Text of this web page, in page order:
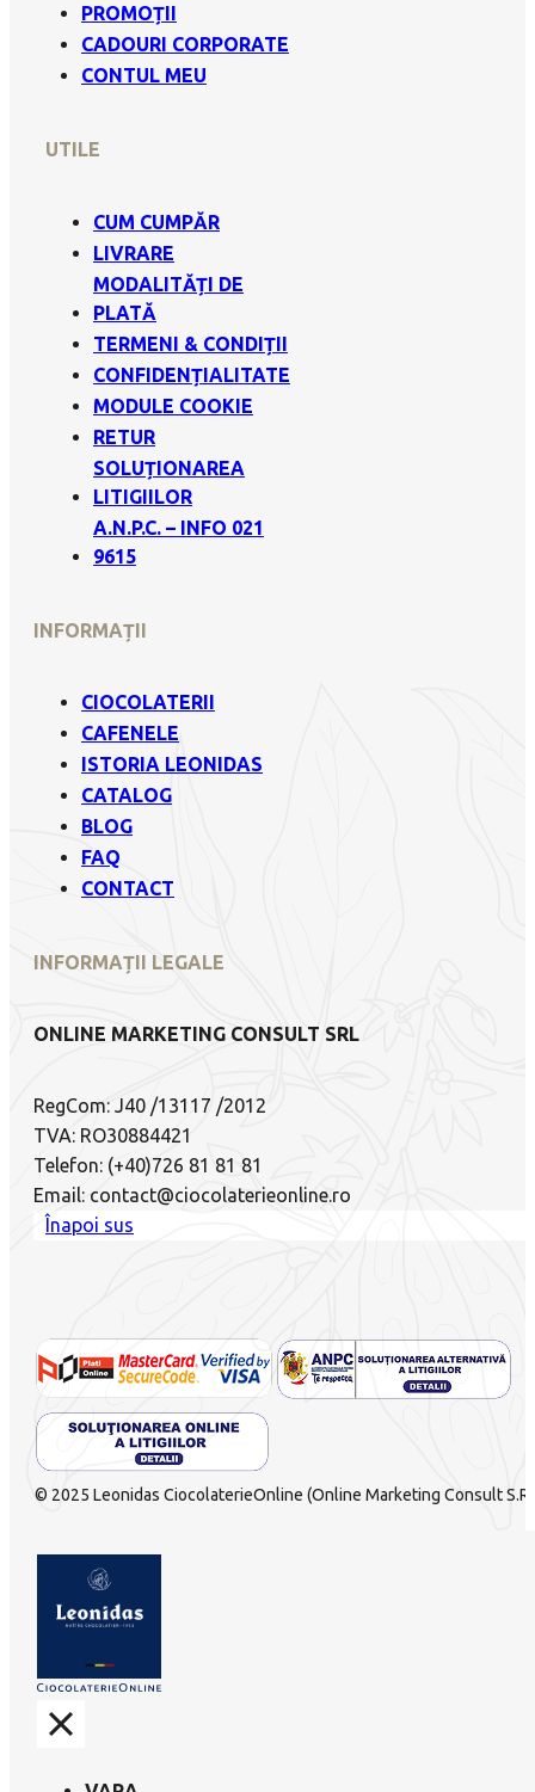
PROMOȚII
CADOURI CORPORATE
CONTUL MEU
UTILE
CUM CUMPĂR
LIVRARE
MODALITĂȚI DE
PLATĂ
TERMENI & CONDIȚII
CONFIDENȚIALITATE
MODULE COOKIE
RETUR
SOLUȚIONAREA
LITIGIILOR
A.N.P.C. – INFO 021
9615
INFORMAȚII
CIOCOLATERII
CAFENELE
ISTORIA LEONIDAS
CATALOG
BLOG
FAQ
CONTACT
INFORMAȚII LEGALE
ONLINE MARKETING CONSULT SRL
RegCom: J40 /13117 /2012
TVA: RO30884421
Telefon: (+40)726 81 81 81
Email: contact@ciocolaterieonline.ro
Înapoi sus
© 2025 Leonidas CiocolaterieOnline (Online Marketing Consult